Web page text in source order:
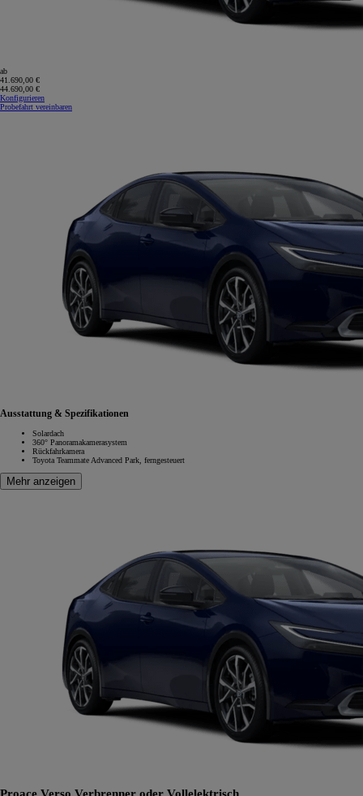
ab
41.690,00 €
44.690,00 €
Konfigurieren
Probefahrt vereinbaren
Ausstattung & Spezifikationen
Solardach
360° Panoramakamerasystem
Rückfahrkamera
Toyota Teammate Advanced Park, ferngesteuert
Mehr anzeigen